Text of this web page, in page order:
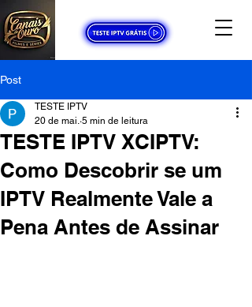
Post
TESTE IPTV XCIPTV:
Como Descobrir se um
IPTV Realmente Vale a
Pena Antes de Assinar
TESTE IPTV
20 de mai. 5 min de leitura